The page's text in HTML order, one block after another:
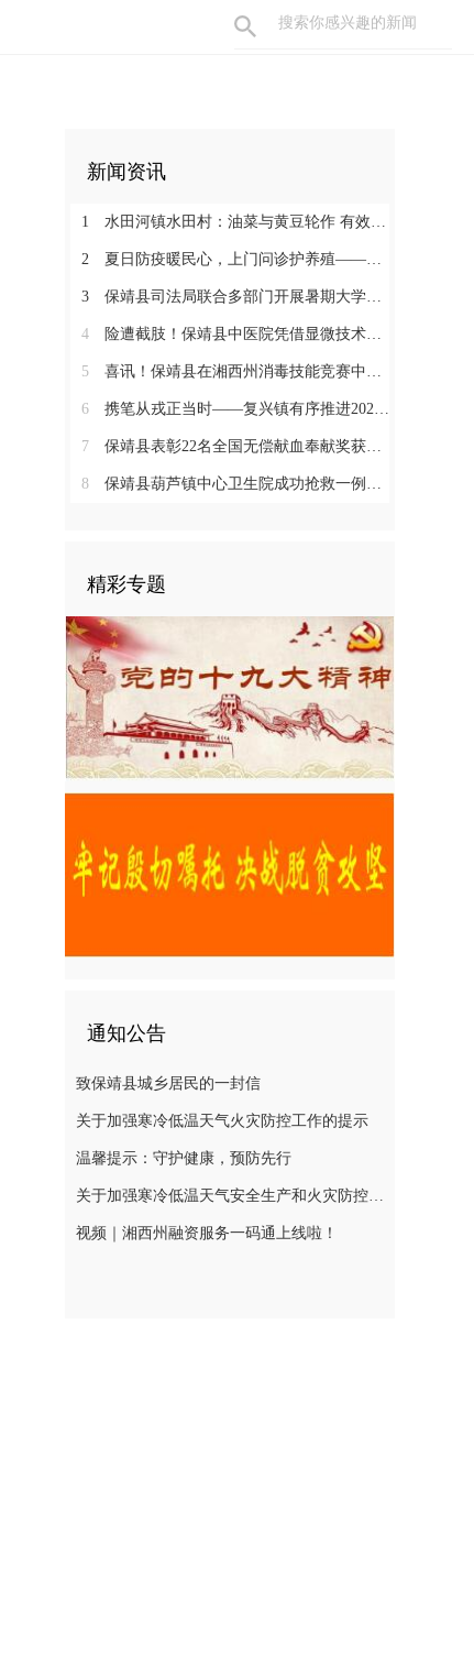
新闻资讯
1 水田河镇水田村：油菜与黄豆轮作 有效助农增收
2 夏日防疫暖民心，上门问诊护养殖——保靖县葫芦镇开展畜禽防疫服务
3 保靖县司法局联合多部门开展暑期大学生志愿者送法护童活动
4 险遭截肢！保靖县中医院凭借显微技术攻坚克难，为重度右手毁损伤患者保全手部核心功能
5 喜讯！保靖县在湘西州消毒技能竞赛中获佳绩
6 携笔从戎正当时——复兴镇有序推进2026年夏秋季征兵初审初检工作
7 保靖县表彰22名全国无偿献血奉献奖获得者
8 保靖县葫芦镇中心卫生院成功抢救一例急性高危胰腺炎急症患者
精彩专题
通知公告
致保靖县城乡居民的一封信
关于加强寒冷低温天气火灾防控工作的提示
温馨提示：守护健康，预防先行
关于加强寒冷低温天气安全生产和火灾防控工作的提示
视频｜湘西州融资服务一码通上线啦！